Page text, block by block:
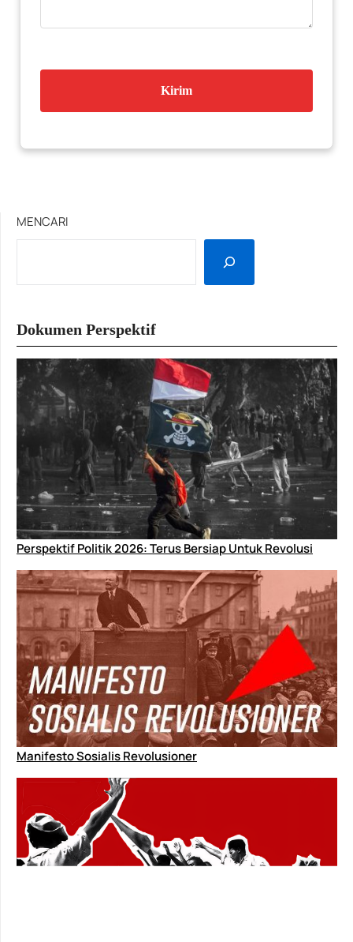
MENCARI
Dokumen Perspektif
Perspektif Politik 2026: Terus Bersiap Untuk Revolusi
Manifesto Sosialis Revolusioner